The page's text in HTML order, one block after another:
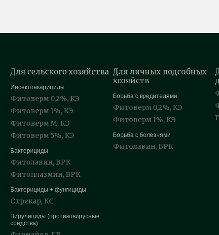
Для сельского хозяйства
Инсектоакарициды
Фитоверм 0,2%, КЭ
Фитоверм 1%, КЭ
Фитоверм М, КЭ
Фитоверм 5%, КЭ
Бактерициды
Фитолавин, ВРК
Фитоплазмин, ВРК
Бактерициды + фунгициды
Стрекар, КС
Вирулициды (противовирусные
средства)
Для личных подсобных
хозяйств
Борьба с вредителями
Фитоверм 0,2%, КЭ
Фитоверм 1%, КЭ
Борьба с болезнями
Фитолавин, ВРК